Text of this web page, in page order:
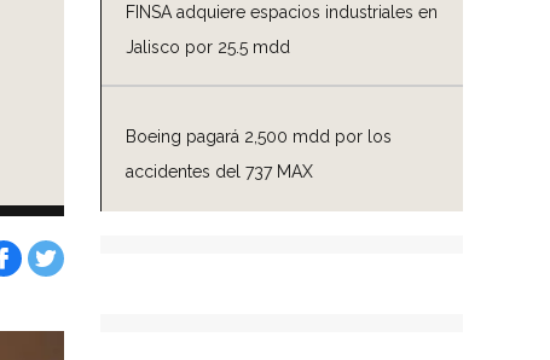
FINSA adquiere espacios industriales en
Jalisco por 25.5 mdd
Boeing pagará 2,500 mdd por los
accidentes del 737 MAX